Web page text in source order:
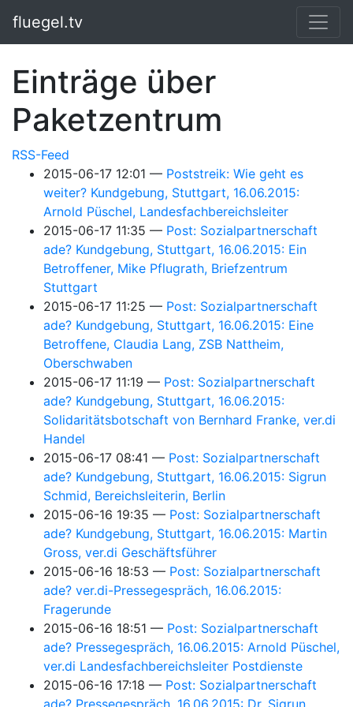
fluegel.tv
Einträge über
Paketzentrum
RSS-Feed
2015-06-17 12:01
Poststreik: Wie geht es
weiter? Kundgebung, Stuttgart, 16.06.2015:
Arnold Püschel, Landesfachbereichsleiter
2015-06-17 11:35
Post: Sozialpartnerschaft
ade? Kundgebung, Stuttgart, 16.06.2015: Ein
Betroffener, Mike Pflugrath, Briefzentrum
Stuttgart
2015-06-17 11:25
Post: Sozialpartnerschaft
ade? Kundgebung, Stuttgart, 16.06.2015: Eine
Betroffene, Claudia Lang, ZSB Nattheim,
Oberschwaben
2015-06-17 11:19
Post: Sozialpartnerschaft
ade? Kundgebung, Stuttgart, 16.06.2015:
Solidaritätsbotschaft von Bernhard Franke, ver.di
Handel
2015-06-17 08:41
Post: Sozialpartnerschaft
ade? Kundgebung, Stuttgart, 16.06.2015: Sigrun
Schmid, Bereichsleiterin, Berlin
2015-06-16 19:35
Post: Sozialpartnerschaft
ade? Kundgebung, Stuttgart, 16.06.2015: Martin
Gross, ver.di Geschäftsführer
2015-06-16 18:53
Post: Sozialpartnerschaft
ade? ver.di-Pressegespräch, 16.06.2015:
Fragerunde
2015-06-16 18:51
Post: Sozialpartnerschaft
ade? Pressegespräch, 16.06.2015: Arnold Püschel,
ver.di Landesfachbereichsleiter Postdienste
2015-06-16 17:18
Post: Sozialpartnerschaft
ade? Pressegespräch, 16.06.2015: Dr. Sigrun